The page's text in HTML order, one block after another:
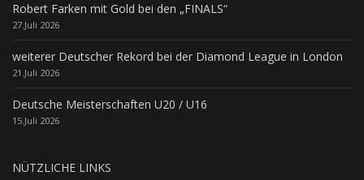
Robert Farken mit Gold bei den „FINALS“
27.Juli 2026
weiterer Deutscher Rekord bei der Diamond League in London
21.Juli 2026
Deutsche Meisterschaften U20 / U16
15.Juli 2026
NÜTZLICHE LINKS